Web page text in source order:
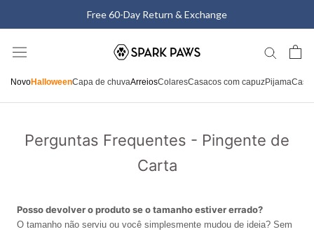
conteúdo
Free 60-Day Return & Exchange
NovoHalloweenCapa de chuvaArreiosColaresCasacos com capuzPijama
Perguntas Frequentes - Pingente de
Carta
Posso devolver o produto se o tamanho estiver errado?
O tamanho não serviu ou você simplesmente mudou de ideia? Sem